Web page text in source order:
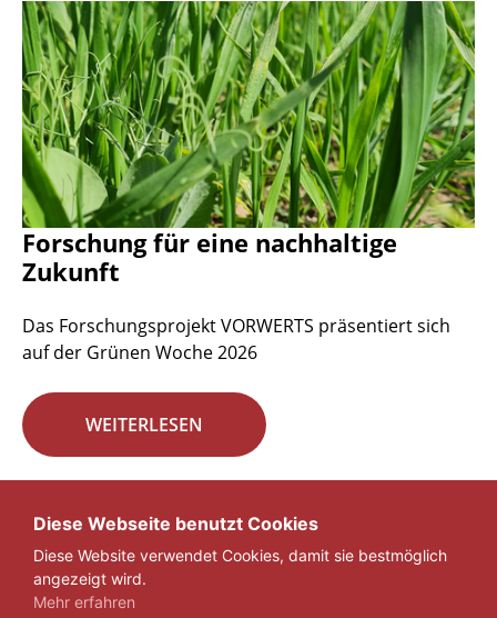
Forschung für eine nachhaltige
Zukunft
Das Forschungsprojekt VORWERTS präsentiert sich
auf der Grünen Woche 2026
WEITERLESEN
1 2 3 ... 29 »
Diese Webseite benutzt Cookies
Diese Website verwendet Cookies, damit sie bestmöglich
angezeigt wird.
Mehr erfahren